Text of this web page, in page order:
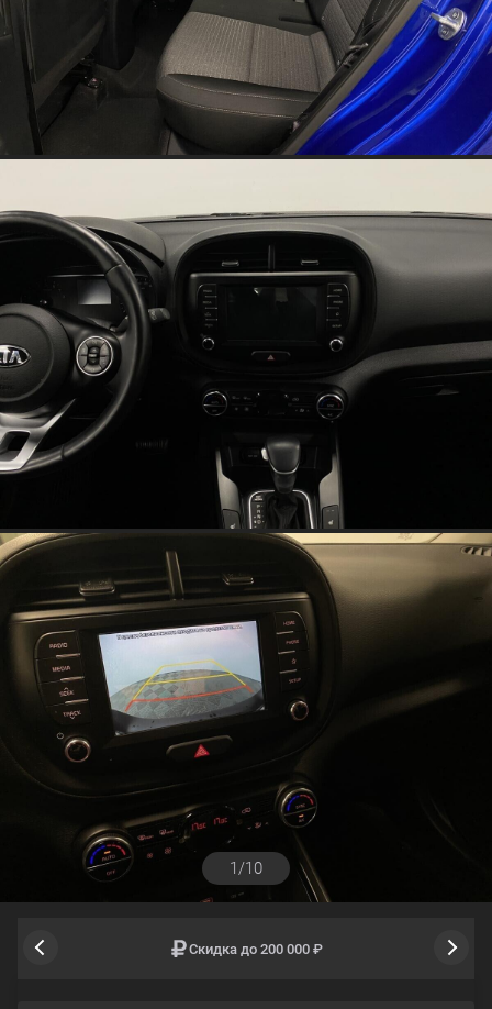
1/10
Скидка до 200 000 ₽